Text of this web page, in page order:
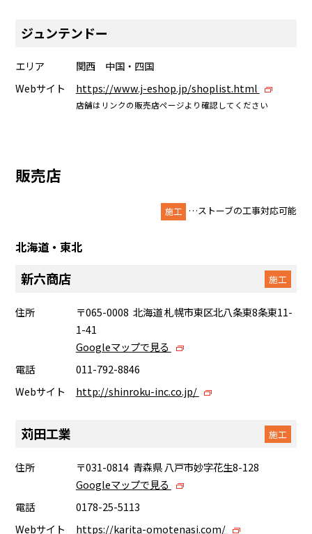
ジュンテンドー
エリア
関西 中国・四国
Webサイト
https://www.j-eshop.jp/shoplist.html
店舗はリンクの販売店ページより確認してください
販売店
施工 …ストーブの工事対応可能
北海道・東北
新六商店 施工
住所
〒065-0008 北海道 札幌市東区北八条東8条東11-
1-41
Googleマップで見る
電話
011-792-8846
Webサイト
http://shinroku-inc.co.jp/
苅田工業 施工
住所
〒031-0814 青森県 八戸市妙字花生8-128
Googleマップで見る
電話
0178-25-5113
Webサイト
https://karita-omotenasi.com/